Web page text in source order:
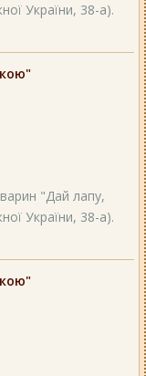
України, 38-а).
"Дай лапу,
України, 38-а).